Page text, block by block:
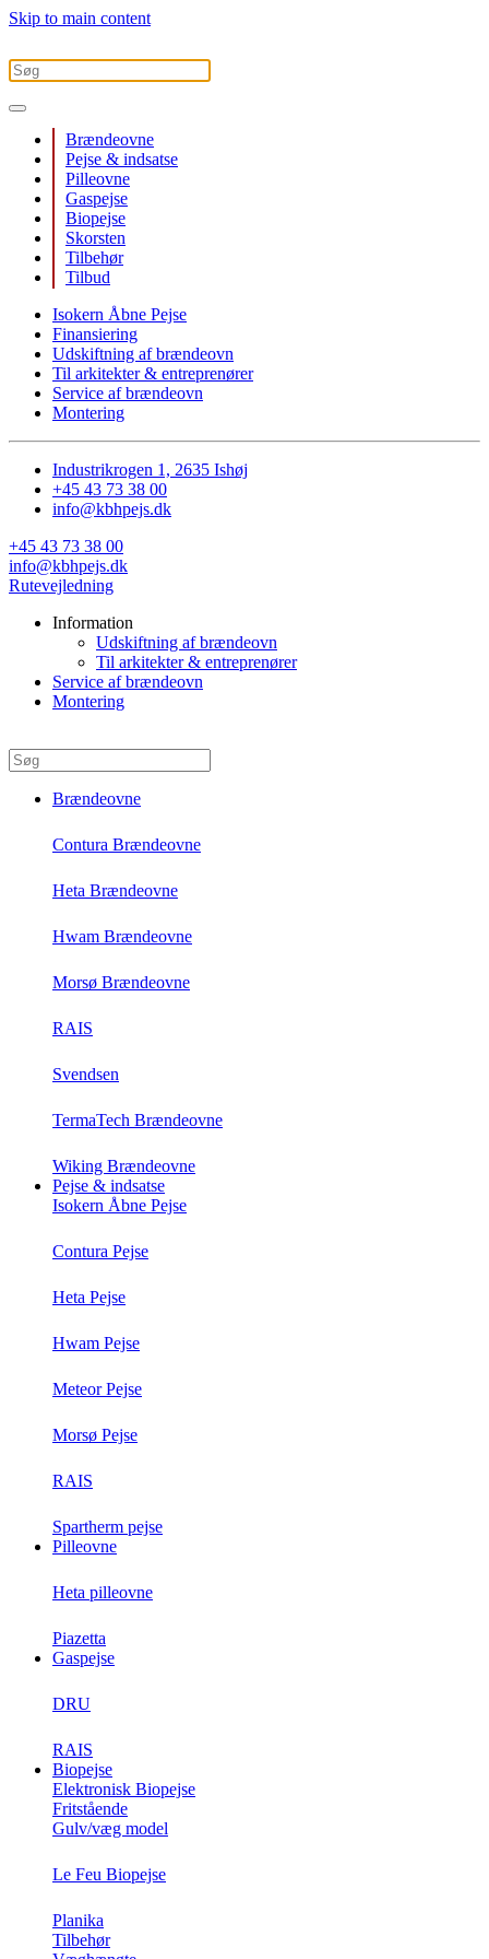
Skip to main content
Brændeovne
Pejse & indsatse
Pilleovne
Gaspejse
Biopejse
Skorsten
Tilbehør
Tilbud
Isokern Åbne Pejse
Finansiering
Udskiftning af brændeovn
Til arkitekter & entreprenører
Service af brændeovn
Montering
Industrikrogen 1, 2635 Ishøj
+45 43 73 38 00
info@kbhpejs.dk
+45 43 73 38 00
info@kbhpejs.dk
Rutevejledning
Information
Udskiftning af brændeovn
Til arkitekter & entreprenører
Service af brændeovn
Montering
Brændeovne
Contura Brændeovne
Heta Brændeovne
Hwam Brændeovne
Morsø Brændeovne
RAIS
Svendsen
TermaTech Brændeovne
Wiking Brændeovne
Pejse & indsatse
Isokern Åbne Pejse
Contura Pejse
Heta Pejse
Hwam Pejse
Meteor Pejse
Morsø Pejse
RAIS
Spartherm pejse
Pilleovne
Heta pilleovne
Piazetta
Gaspejse
DRU
RAIS
Biopejse
Elektronisk Biopejse
Fritstående
Gulv/væg model
Le Feu Biopejse
Planika
Tilbehør